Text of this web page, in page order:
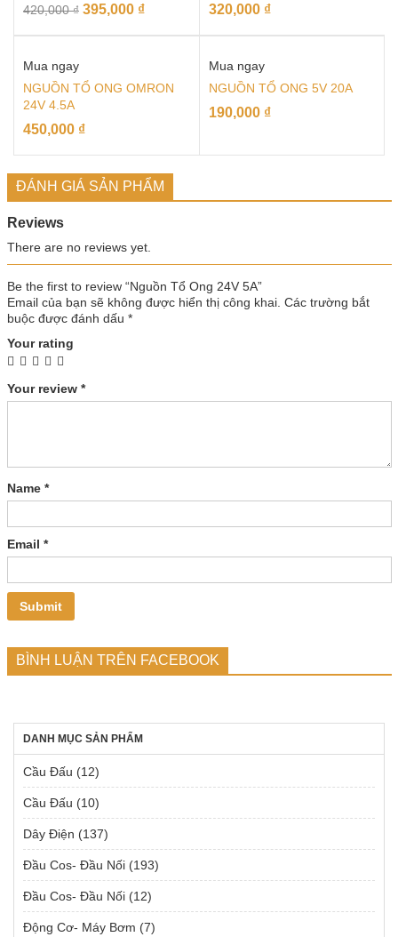
420,000₫ 395,000 ₫ 320,000 ₫
Mua ngay
NGUỒN TỔ ONG OMRON
24V 4.5A
450,000 ₫
Mua ngay
NGUỒN TỔ ONG 5V 20A
190,000 ₫
ĐÁNH GIÁ SẢN PHẨM
Reviews
There are no reviews yet.
Be the first to review “Nguồn Tổ Ong 24V 5A”
Email của bạn sẽ không được hiển thị công khai. Các trường bắt
buộc được đánh dấu *
Your rating
Your review *
Name *
Email *
BÌNH LUẬN TRÊN FACEBOOK
DANH MỤC SẢN PHẨM
Cầu Đấu (12)
Cầu Đấu (10)
Dây Điện (137)
Đầu Cos- Đầu Nối (193)
Đầu Cos- Đầu Nối (12)
Động Cơ- Máy Bơm (7)